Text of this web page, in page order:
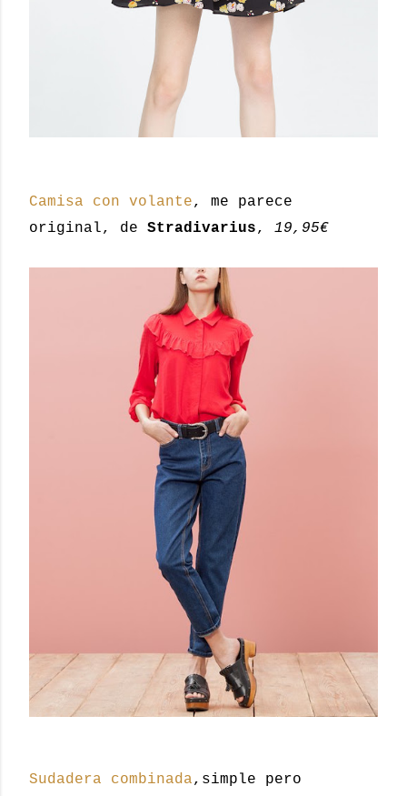
Camisa con volante, me parece
original, de Stradivarius, 19,95€
Sudadera combinada,simple pero